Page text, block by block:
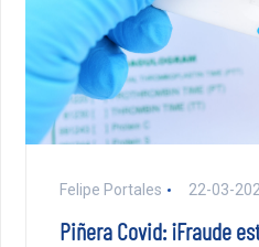
Felipe Portales 22-03-
Piñera Covid: ¡Fraude